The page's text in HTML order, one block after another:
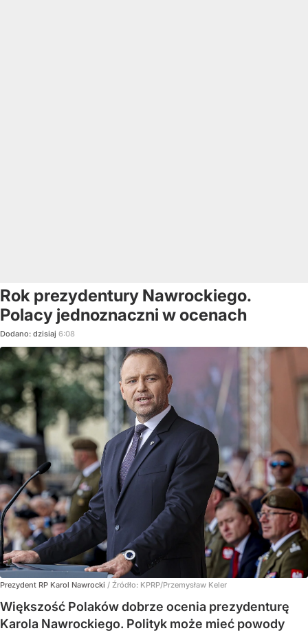
Rok prezydentury Nawrockiego.
Polacy jednoznaczni w ocenach
Dodano: dzisiaj 6:08
Prezydent RP Karol Nawrocki / Źródło: KPRP/Przemysław Keler
Większość Polaków dobrze ocenia prezydenturę
Karola Nawrockiego. Polityk może mieć powody